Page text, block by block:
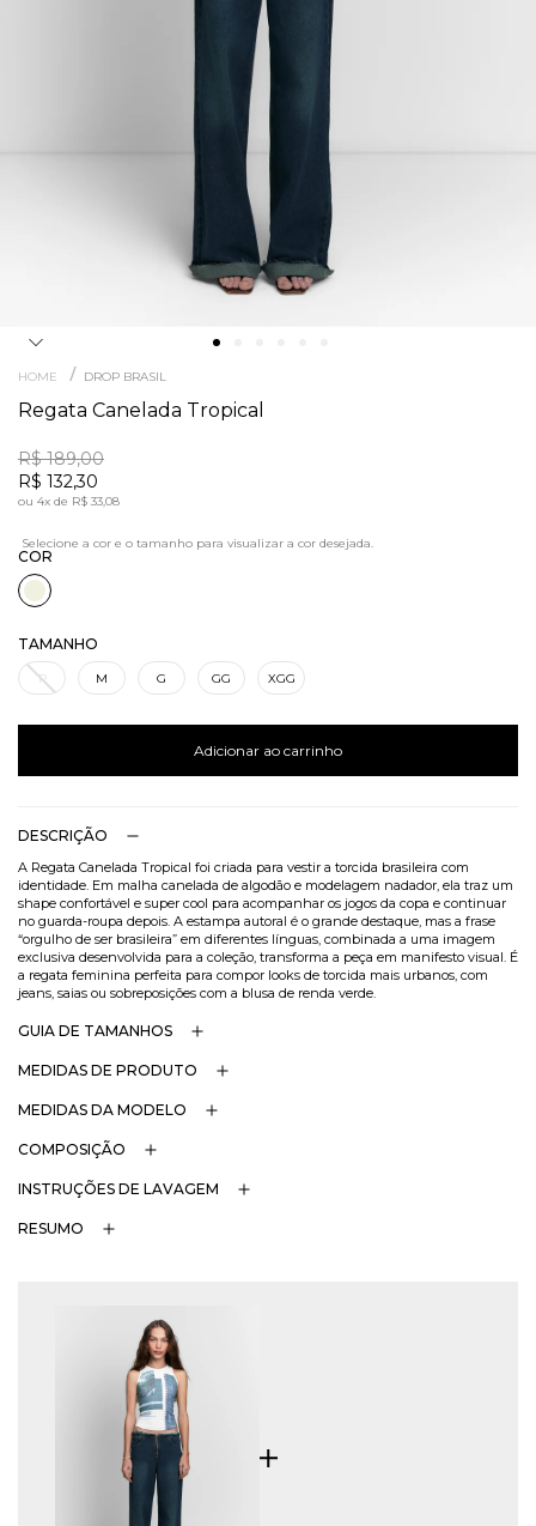
HOME / DROP BRASIL
Regata Canelada Tropical
R$ 189,00
R$ 132,30
ou 4x de R$ 33,08
COR
TAMANHO
P M G GG XGG
Adicionar ao carrinho
DESCRIÇÃO
A Regata Canelada Tropical foi criada para vestir a torcida brasileira com
identidade. Em malha canelada de algodão e modelagem nadador, ela traz um
shape confortável e super cool para acompanhar os jogos da copa e continuar
no guarda-roupa depois. A estampa autoral é o grande destaque, mas a frase
“orgulho de ser brasileira” em diferentes línguas, combinada a uma imagem
exclusiva desenvolvida para a coleção, transforma a peça em manifesto visual. É
a regata feminina perfeita para compor looks de torcida mais urbanos, com
jeans, saias ou sobreposições com a blusa de renda verde.
GUIA DE TAMANHOS
MEDIDAS DE PRODUTO
MEDIDAS DA MODELO
COMPOSIÇÃO
INSTRUÇÕES DE LAVAGEM
RESUMO